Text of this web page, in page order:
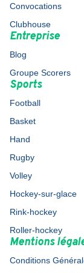
Convocations
Clubhouse
Entreprise
Blog
Groupe Scorers
Sports
Football
Basket
Hand
Rugby
Volley
Hockey-sur-glace
Rink-hockey
Roller-hockey
Mentions
Conditions